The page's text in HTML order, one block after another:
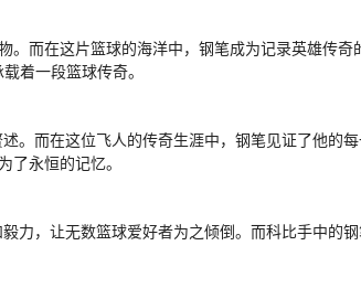
。而在这片篮球的海洋中，钢笔成为记录英雄传奇
着一段篮球传奇。
。而在这位飞人的传奇生涯中，钢笔见证了他的
了永恒的记忆。
力，让无数篮球爱好者为之倾倒。而科比手中的